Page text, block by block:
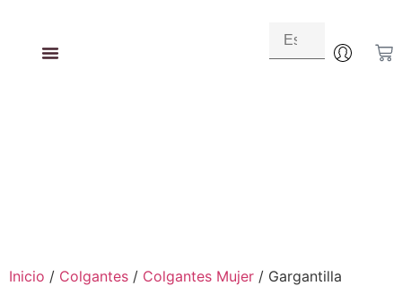
Inicio / Colgantes / Colgantes Mujer / Gargantilla